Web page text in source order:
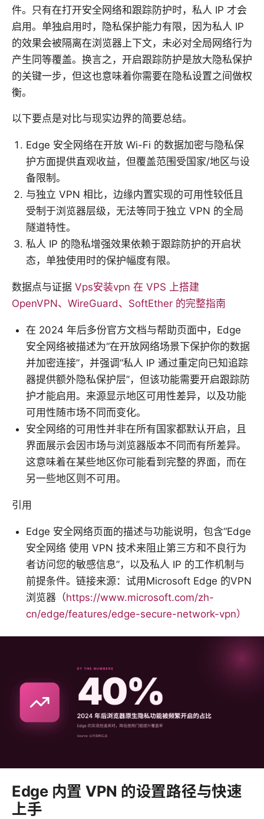
件。只有在打开安全网络和跟踪防护时，私人 IP 才会
启用。单独启用时，隐私保护能力有限，因为私人 IP
的效果会被隔离在浏览器上下文，未必对全局网络行为
产生同等覆盖。换言之，开启跟踪防护是放大隐私保护
的关键一步，但这也意味着你需要在隐私设置之间做权
衡。
以下要点是对比与现实边界的简要总结。
Edge 安全网络在开放 Wi-Fi 的数据加密与隐私保
护方面提供直观收益，但覆盖范围受国家/地区与设
备限制。
与独立 VPN 相比，边缘内置实现的可用性较低且
受制于浏览器层级，无法等同于独立 VPN 的全局
隧道特性。
私人 IP 的隐私增强效果依赖于跟踪防护的开启状
态，单独使用时的保护幅度有限。
数据点与证据 Vps安装vpn 在 VPS 上搭建
OpenVPN、WireGuard、SoftEther 的完整指南
在 2024 年后多份官方文档与帮助页面中，Edge
安全网络被描述为“在开放网络场景下保护你的数据
并加密连接”，并强调“私人 IP 通过重定向已知追踪
器提供额外隐私保护层”，但该功能需要开启跟踪防
护才能启用。来源显示地区可用性差异，以及功能
可用性随市场不同而变化。
安全网络的可用性并非在所有国家都默认开启，且
界面展示会因市场与浏览器版本不同而有所差异。
这意味着在某些地区你可能看到完整的界面，而在
另一些地区则不可用。
引用
Edge 安全网络页面的描述与功能说明，包含“Edge
安全网络 使用 VPN 技术来阻止第三方和不良行为
者访问您的敏感信息”，以及私人 IP 的工作机制与
前提条件。链接来源：试用Microsoft Edge 的VPN
浏览器（https://www.microsoft.com/zh-
cn/edge/features/edge-secure-network-vpn）
Edge 内置 VPN 的设置路径与快速
上手